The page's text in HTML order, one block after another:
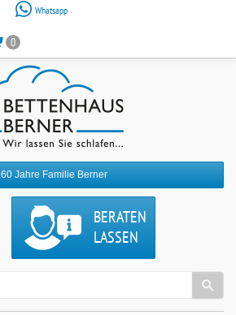
Whatsapp
0
60 Jahre Familie Berner
BERATEN
LASSEN